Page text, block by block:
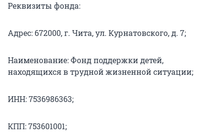
Реквизиты фонда:
Адрес: 672000, г. Чита, ул. Курнатовского, д. 7;
Наименование: Фонд поддержки детей,
находящихся в трудной жизненной ситуации;
ИНН: 7536986363;
КПП: 753601001;